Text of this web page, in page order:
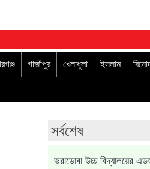
গাজীপুর খেলাধুলা ইসলাম
সর্বশেষ
ভরাডোবা উচ্চ বিদ্যালয়ের